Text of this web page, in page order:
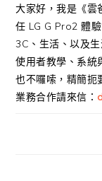
大家好，我是《雲
任 LG G Pro2 體
3C、生活、以及
使用者教學、系統
也不囉嗦，精簡扼
業務合作請來信：